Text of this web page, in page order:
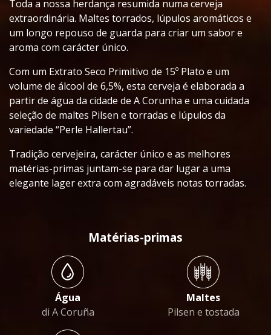
Toda a nossa herdança resumida numa cerveja
extraordinária. Maltes torrados, lúpulos aromáticos e
um longo repouso de guarda para criar um sabor e
aroma com carácter único.
Com um Extrato Seco Primitivo de 15º Plato e um
volume de álcool de 6,5%, esta cerveja é elaborada a
partir de água da cidade de A Corunha e uma cuidada
seleção de maltes Pilsen e torradas e lúpulos da
variedade “Perle Hallertau”.
Tradição cervejeira, carácter único e as melhores
matérias-primas juntam-se para dar lugar a uma
elegante lager extra com agradáveis notas torradas.
Matérias-primas
Água
di A Coruña
Maltes
Pilsen e tostada